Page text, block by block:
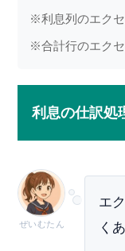
※利息列のエク
※合計行のエク
利息の仕訳処
ぜいむたん
エ
く